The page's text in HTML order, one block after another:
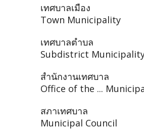
เทศบาลเมือง
Town Municipality
เทศบาลตำบล
Subdistrict
สำนักงานเทศบาล
Office of the ...
สภาเทศบาล
Municipal Council